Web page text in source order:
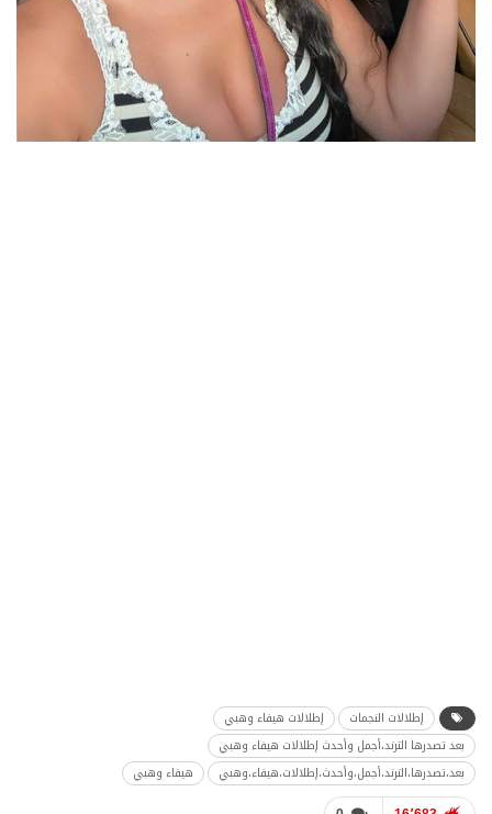
إطلالات النجمات
إطلالات هيفاء وهبي
بعد تصدرها الترند،أجمل وأحدث إطلالات هيفاء وهبي
بعد،تصدرها،الترند،أجمل،وأحدث،إطلالات،هيفاء،وهبي
هيفاء وهبي